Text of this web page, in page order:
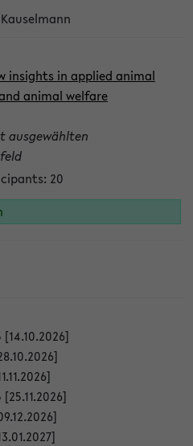
insights in applied animal
animal welfare
ausgewählten
20